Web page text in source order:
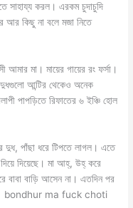
সাহায্য করল। এরকম চুদাচুদি
আর কিছু না বলে মজা নিতে
আমার মা। মায়ের গায়ের রং ফর্সা।
আন্টির থেকেও অনেক
পাপড়িতে রিফাতের ৬ ইঞ্চি হোল
দুধ, পাঁছা ধরে টিপতে লাগল। এতে
দিয়েছে। মা আহ্, উহ্ করে
বাবা বাড়ি আসেন না। এতদিন পর
bondhur ma fuck choti